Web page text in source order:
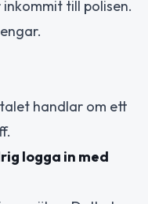
till polisen.
handlar om ett
logga in med